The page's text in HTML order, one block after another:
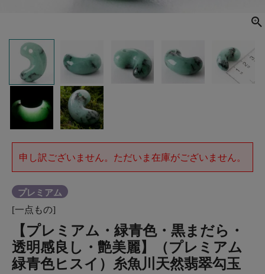
申し訳ございません。ただいま在庫がございません。
プレミアム
[一点もの]
【プレミアム・緑青色・黒まだら・
透明感良し・艶美麗】（プレミアム
緑青色ヒスイ）糸魚川天然翡翠勾玉